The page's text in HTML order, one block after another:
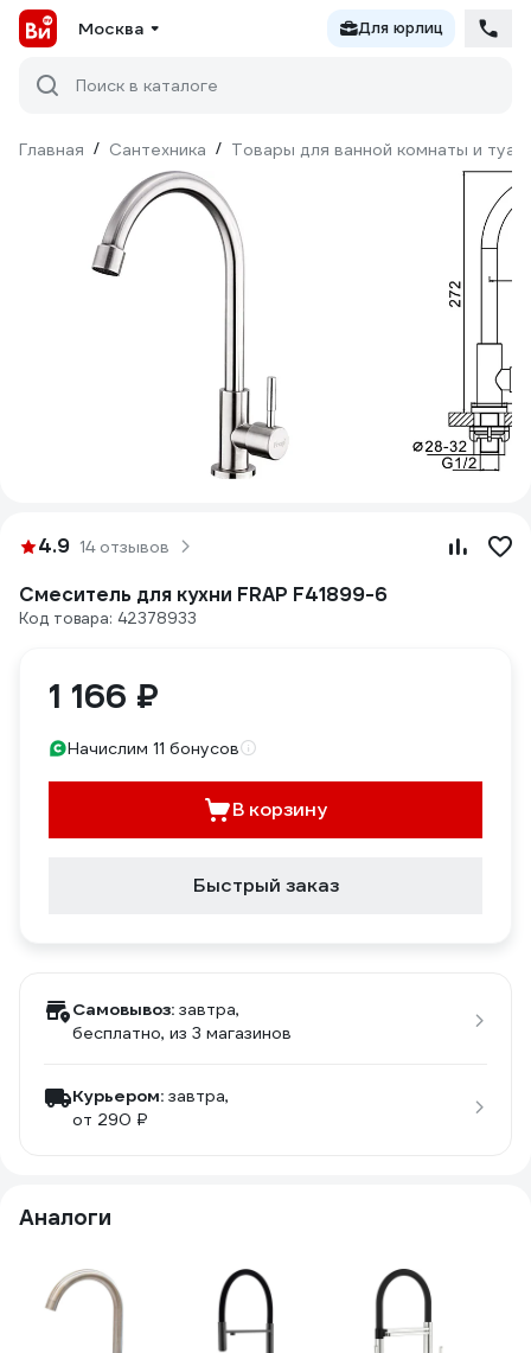
Москва Для юрлиц
Поиск в каталоге
Главная / Сантехника / Товары для ванной комнаты и
4.9 14 отзывов
Смеситель для кухни FRAP F41899-6
Код товара: 42378933
1 166 ₽
Начислим 11 бонусов
В корзину
Быстрый заказ
Самовывоз: завтра,
бесплатно, из 3 магазинов
Курьером: завтра,
от 290 ₽
Аналоги